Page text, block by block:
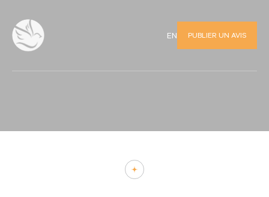
EN PUBLIER UN AVIS